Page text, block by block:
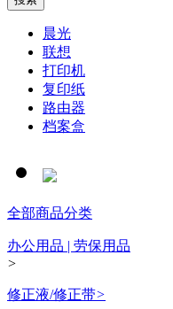
晨光
联想
打印机
复印纸
路由器
档案盒
全部商品分类
办公用品 | 劳保用品
>
修正液/修正带>